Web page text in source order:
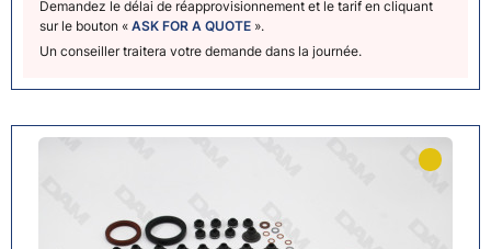
Demandez le délai de réapprovisionnement et le tarif en cliquant
sur le bouton « ASK FOR A QUOTE ».
Un conseiller traitera votre demande dans la journée.